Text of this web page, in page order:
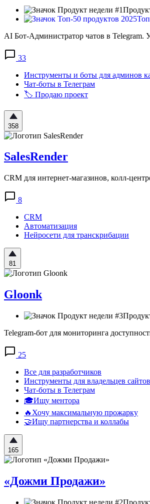
AI Бот-Администратор чатов в
33
Инструменты и боты для админов
Чат-боты в Телеграм
🏷️ Продаю проект
358
SalesRender
CRM для интернет-магазинов, колл-
8
CRM
Автоматизация
Нейросети для транскрибации
81
Gloonk
Telegram-бот для мониторинга
25
Все для разработчиков
Инструменты для владельцев сайтов
Чат-боты в Телеграм
🎓Ищу ментора
🔥Хочу максимальную прожарку
🤝Ищу партнерства и коллабы
165
«Дожми Продажи»